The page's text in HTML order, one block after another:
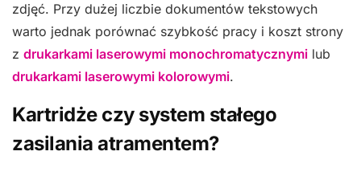
zdjęć. Przy dużej liczbie dokumentów tekstowych
warto jednak porównać szybkość pracy i koszt strony
z drukarkami laserowymi monochromatycznymi lub
drukarkami laserowymi kolorowymi.
Kartridże czy system stałego
zasilania atramentem?